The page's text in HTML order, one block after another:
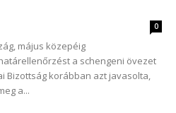
0
május közepéig
a schengeni övezet
Bizottság korábban azt javasolta,
a...